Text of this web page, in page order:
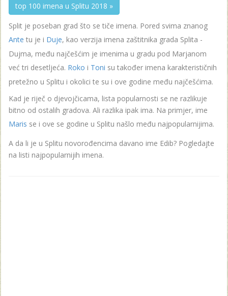
top 100 imena u Splitu 2018 »
Split je poseban grad što se tiče imena. Pored svima znanog
Ante tu je i Duje, kao verzija imena zaštitnika grada Splita -
Dujma, među najčešćim je imenima u gradu pod Marjanom
već tri desetljeća. Roko i Toni su također imena karakterističnih
pretežno u Splitu i okolici te su i ove godine među najčešćima.
Kad je riječ o djevojčicama, lista popularnosti se ne razlikuje
bitno od ostalih gradova. Ali razlika ipak ima. Na primjer, ime
Maris se i ove se godine u Splitu našlo među najpopularnijima.
A da li je u Splitu novorođencima davano ime Edib? Pogledajte
na listi najpopularnijih imena.